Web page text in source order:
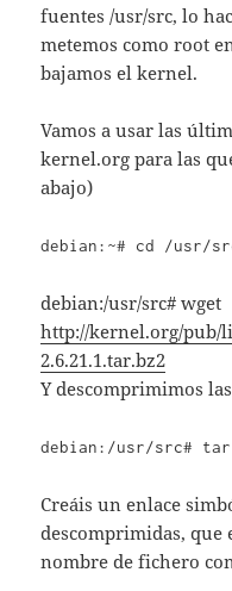
fuentes /usr/src, lo
metemos como root
bajamos el kernel.
Vamos a usar las
kernel.org para las
abajo)
debian:~# cd /usr/
debian:/usr/src# wget
http://kernel.org/
2.6.21.1.tar.bz2
Y descomprimimos
debian:/usr/src#
Creáis un enlace
descomprimidas,
nombre de fichero